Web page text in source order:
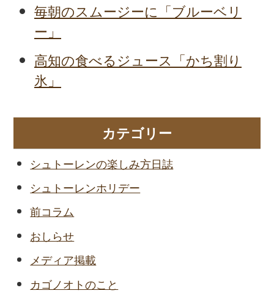
毎朝のスムージーに「ブルーベリ
ー」
高知の食べるジュース「かち割り
氷」
カテゴリー
シュトーレンの楽しみ方日誌
シュトーレンホリデー
前コラム
おしらせ
メディア掲載
カゴノオトのこと